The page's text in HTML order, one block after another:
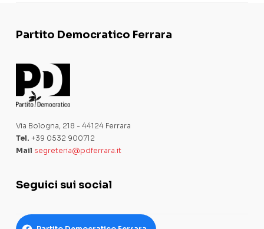
Partito Democratico Ferrara
Via Bologna, 218 - 44124 Ferrara
Tel. +39 0532 900712
Mail segreteria@pdferrara.it
Seguici sui social